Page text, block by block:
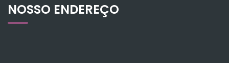
NOSSO ENDEREÇO